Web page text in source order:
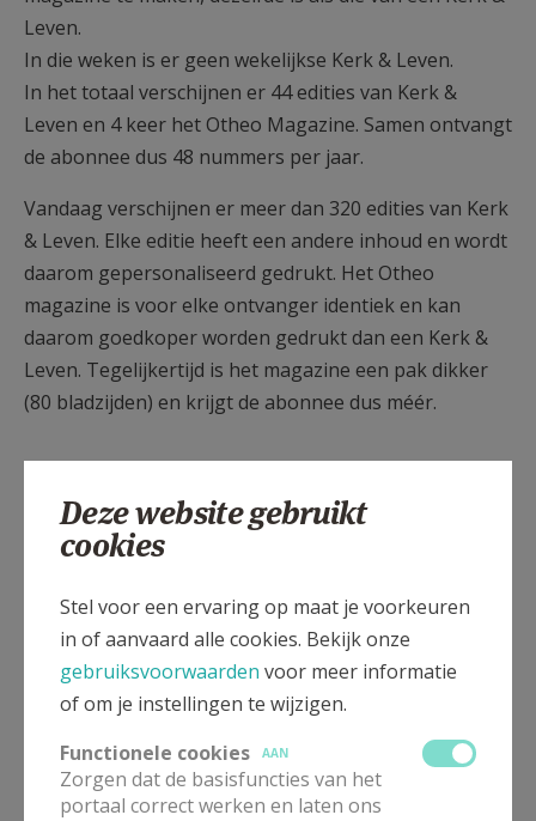
Leven.
In die weken is er geen wekelijkse Kerk & Leven.
In het totaal verschijnen er 44 edities van Kerk &
Leven en 4 keer het Otheo Magazine. Samen ontvangt
de abonnee dus 48 nummers per jaar.
Vandaag verschijnen er meer dan 320 edities van Kerk
& Leven. Elke editie heeft een andere inhoud en wordt
daarom gepersonaliseerd gedrukt. Het Otheo
magazine is voor elke ontvanger identiek en kan
daarom goedkoper worden gedrukt dan een Kerk &
Leven. Tegelijkertijd is het magazine een pak dikker
(80 bladzijden) en krijgt de abonnee dus méér.
Geen blad op donderdag in de
brievenbus?
Kerk & Levenwordt uitgereikt tussen dinsdag en
uitreiking van uw krant gebeurt. Het moment van
uitreiking kan ook van week tot week verschillen.
Heeft u op donderdag uw vertrouwde weekblad nog
niet ontvangen, meld het zo snel mogelijk aan
Halewijn, uitgever van Kerk & Leven.
Deze website gebruikt
cookies
Stel voor een ervaring op maat je voorkeuren
in of aanvaard alle cookies. Bekijk onze
gebruiksvoorwaarden voor meer informatie
of om je instellingen te wijzigen.
Functionele cookies
AAN
Zorgen dat de basisfuncties van het
portaal correct werken en laten ons